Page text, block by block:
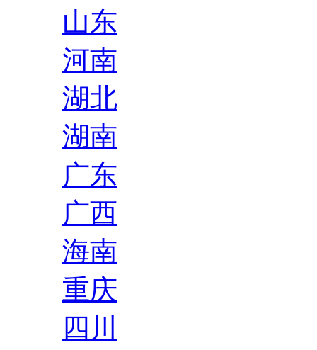
山东
河南
湖北
湖南
广东
广西
海南
重庆
四川